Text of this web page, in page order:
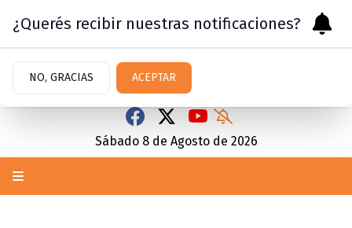
Sábado 8 de Agosto de 2026
¿Querés recibir nuestras notificaciones?
NO, GRACIAS ACEPTAR